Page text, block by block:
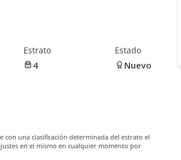
Estrato
4
Estado
Nuevo
una clasificación determinada del estrato el
en el mismo en cualquier momento por